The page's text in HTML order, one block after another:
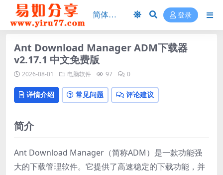
登录
Ant Download Manager ADM下载器
v2.17.1 中文免费版
2026-08-01 电脑软件 97 0
详情介绍 常见问题 评论建议
简介
Ant Download Manager（简称ADM）是一款功能强
大的下载管理软件。它提供了高速稳定的下载功能，并